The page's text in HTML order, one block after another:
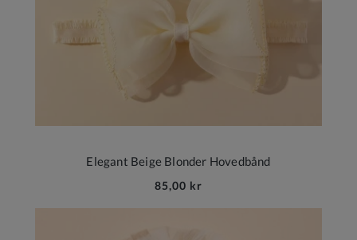
Elegant Beige Blonder Hovedbånd
85,00 kr